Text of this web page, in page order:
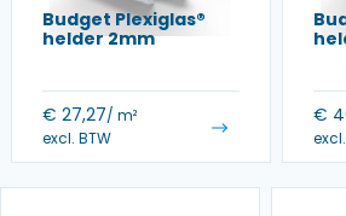
Budget Plexiglas®
helder 2mm
€ 27,27/ m²
excl. BTW
€